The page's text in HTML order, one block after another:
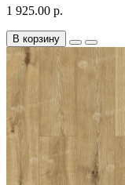
1 925.00 р.
В корзину